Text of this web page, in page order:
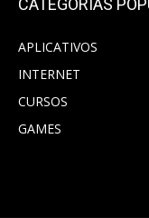
CATEGORIAS
APLICATIVOS
INTERNET
CURSOS
GAMES